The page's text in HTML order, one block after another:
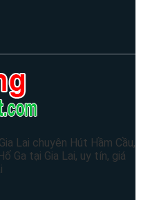
Lai chuyên Hút Hầm Cầu,
Ga tại Gia Lai, uy tín, giá